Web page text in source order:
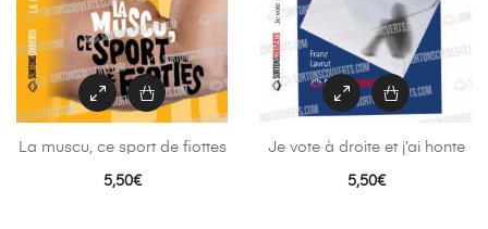
La muscu, ce sport de fiottes
5,50€
Je vote à droite et j’ai honte
5,50€